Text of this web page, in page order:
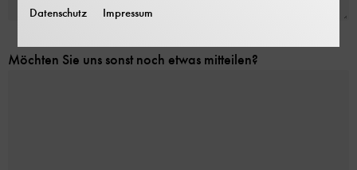
Möchten Sie uns sonst noch etwas mitteilen?
Datenschutz Impressum